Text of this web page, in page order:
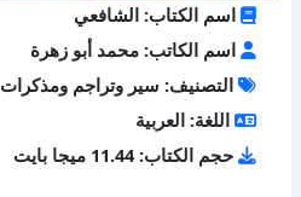
اسم الكتاب: الشافعي
اسم الكاتب: محمد أبو زهرة
التصنيف: سير وتراجم ومذكرات
اللغة: العربية
حجم الكتاب: 11.44 ميجا بايت